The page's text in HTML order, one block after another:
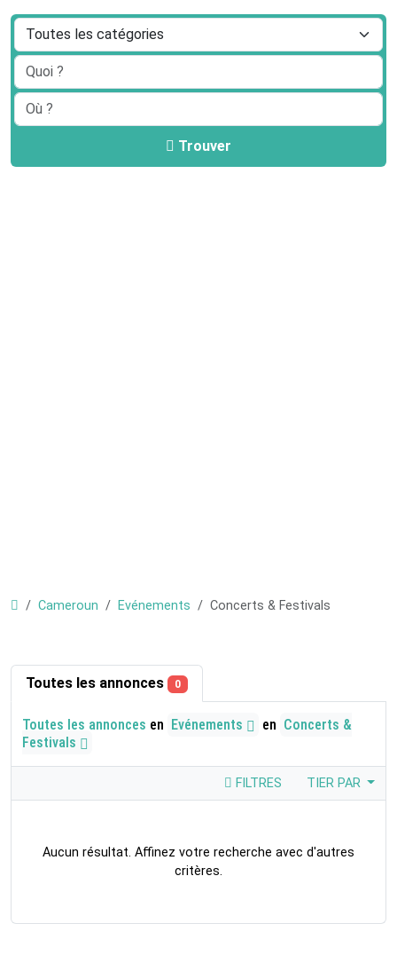
Trouver
Cameroun Evénements Concerts & Festivals
Toutes les annonces 0
Toutes les annonces en Evénements en Concerts &
Festivals
FILTRES TIER PAR
Aucun résultat. Affinez votre recherche avec d'autres
critères.